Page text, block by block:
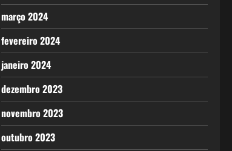
março 2024
fevereiro 2024
janeiro 2024
dezembro 2023
novembro 2023
outubro 2023